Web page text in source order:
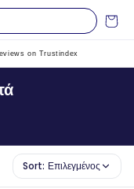
on Trustindex
Sort: Επιλεγμένος